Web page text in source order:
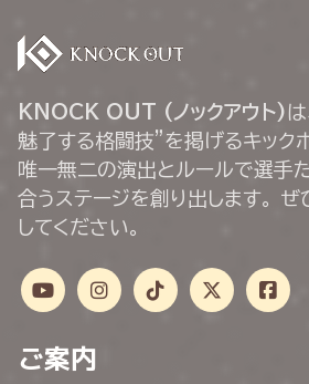
KNOCK OUT (ノックアウト)
魅了する格闘技”を掲げるキックボ
唯一無二の演出とルールで選手
合うステージを創り出します。
してください。
ご案内